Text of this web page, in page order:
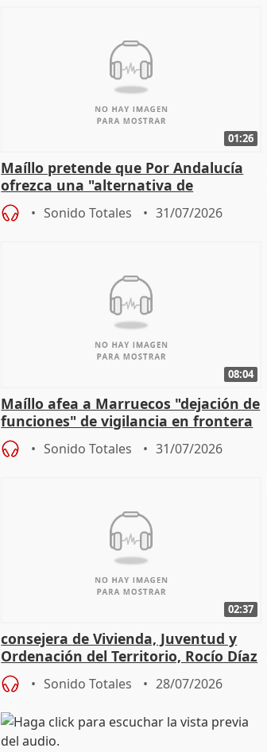
01:26
Maíllo pretende que Por Andalucía
ofrezca una "alternativa de
gobierno" con su labor de oposición
Sonido Totales 31/07/2026
08:04
Maíllo afea a Marruecos "dejación de
funciones" de vigilancia en frontera
con Ceuta
Sonido Totales 31/07/2026
02:37
consejera de Vivienda, Juventud y
Ordenación del Territorio, Rocío Díaz
Sonido Totales 28/07/2026